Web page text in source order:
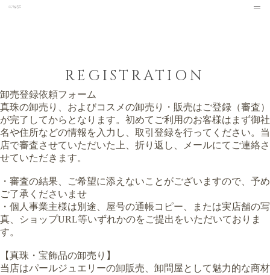
REGISTRATION
卸売登録依頼フォーム
真珠の卸売り、およびコスメの卸売り・販売はご登録（審査）
が完了してからとなります。初めてご利用のお客様はまず御社
名や住所などの情報を入力し、取引登録を行ってください。当
店で審査させていただいた上、折り返し、メールにてご連絡さ
せていただきます。
・審査の結果、ご希望に添えないことがございますので、予め
ご了承くださいませ
・個人事業主様は別途、屋号の通帳コピー、または実店舗の写
真、ショップURL等いずれかのをご提出をいただいておりま
す。
【真珠・宝飾品の卸売り】
当店はパールジュエリーの卸販売、卸問屋として魅力的な商材